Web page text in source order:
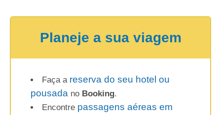
Planeje a sua viagem
Faça a reserva do seu hotel ou
pousada no Booking.
Encontre passagens aéreas em